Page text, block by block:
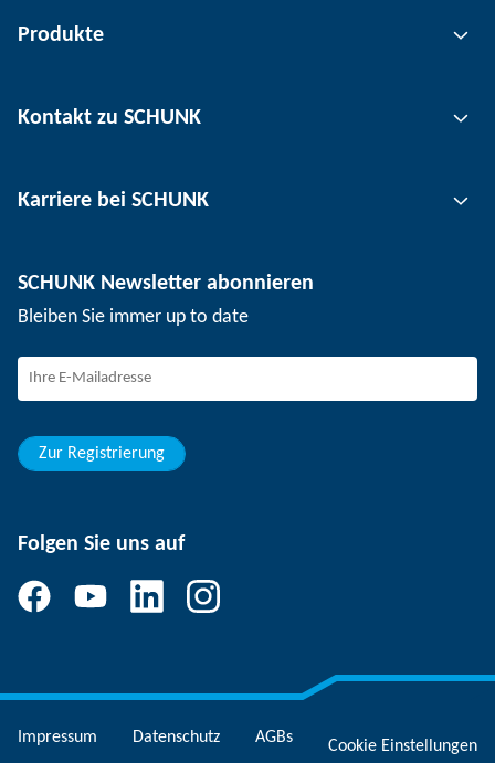
Produkte
Automatisierungstechnik
Werkstückspanntechnik
Kontakt zu SCHUNK
Standorte
Veranstaltungen
SCHUNK – Hinweisgebersystem
Karriere bei SCHUNK
Arbeiten bei SCHUNK
Berufseinsteiger
Schüler
SCHUNK Newsletter abonnieren
Bleiben Sie immer up to date
Zur Registrierung
Folgen Sie uns auf
Impressum Datenschutz AGBs Cookie Einstellungen